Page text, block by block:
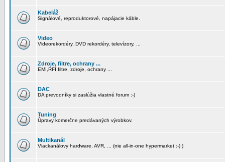
Kabeláž
Signálové, reproduktorové, napájacie káble.
Video
Videorekordéry, DVD rekordéry, televízory, ...
Zdroje, filtre, ochrany ...
EMI,RFI filtre, zdroje, ochrany ...
DAC
DA prevodníky si zaslúžia vlastné forum :-)
Tuning
Úpravy komerčne predávaných výrobkov.
Multikanál
Viackanálovy hardware, AVR, ... (nie all-in-one hypermarket :-) )